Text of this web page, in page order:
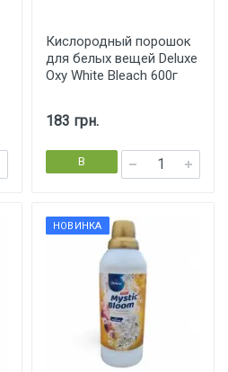
Кислородный порошок
для белых вещей Deluxe
Oxy White Bleach 600г
183 грн.
В
корзину
НОВИНКА